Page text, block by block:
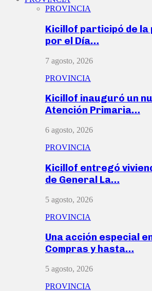
PROVINCIA
Kicillof participó de
por el Día…
7 agosto, 2026
PROVINCIA
Kicillof inauguró un
Atención Primaria…
6 agosto, 2026
PROVINCIA
Kicillof entregó
de General La…
5 agosto, 2026
PROVINCIA
Una acción especial
Compras y hasta…
5 agosto, 2026
PROVINCIA